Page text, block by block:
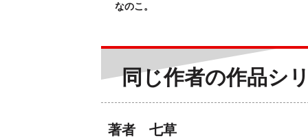
なのこ。
同じ作者の作品シ
著者 七草